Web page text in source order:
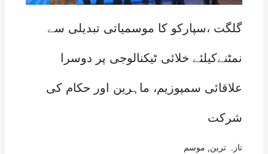
گلگت ،سپارکو کا موسمیاتی تبدیلی سے
نمٹنےکیلئے خلائی ٹیکنالوجی پر دوسرا
علاقائی سمپوزیم، ماہرین اور حکام کی
شرکت
تازہ ترین موسم